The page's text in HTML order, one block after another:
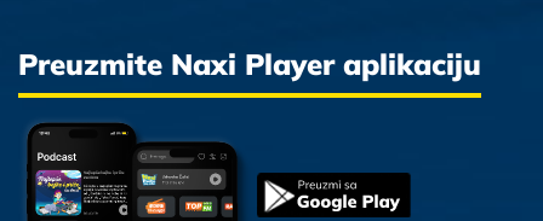
Preuzmite Naxi Player aplikaciju